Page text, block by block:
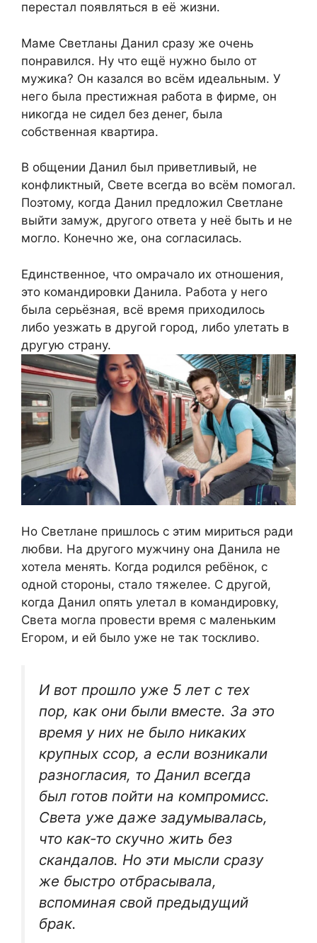
перестал появляться в её жизни.
Маме Светланы Данил сразу же очень
понравился. Ну что ещё нужно было от
мужика? Он казался во всём идеальным. У
него была престижная работа в фирме, он
никогда не сидел без денег, была
собственная квартира.
В общении Данил был приветливый, не
конфликтный, Свете всегда во всём помогал.
Поэтому, когда Данил предложил Светлане
выйти замуж, другого ответа у неё быть и не
могло. Конечно же, она согласилась.
Единственное, что омрачало их отношения,
это командировки Данила. Работа у него
была серьёзная, всё время приходилось
либо уезжать в другой город, либо улетать в
другую страну.
Но Светлане пришлось с этим мириться ради
любви. На другого мужчину она Данила не
хотела менять. Когда родился ребёнок, с
одной стороны, стало тяжелее. С другой,
когда Данил опять улетал в командировку,
Света могла провести время с маленьким
Егором, и ей было уже не так тоскливо.
И вот прошло уже 5 лет с тех
пор, как они были вместе. За это
время у них не было никаких
крупных ссор, а если возникали
разногласия, то Данил всегда
был готов пойти на компромисс.
Света уже даже задумывалась,
что как-то скучно жить без
скандалов. Но эти мысли сразу
же быстро отбрасывала,
вспоминая свой предыдущий
брак.